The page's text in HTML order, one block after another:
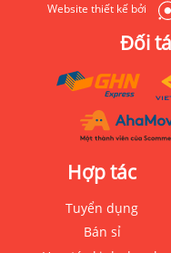
Website thiết kế bởi
Đối
Hợp tác
Tuyển dụng
Bán sỉ